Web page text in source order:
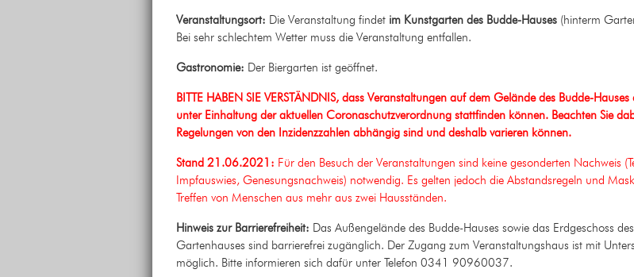
Veranstaltungsort: Die Veranstaltung findet im Kunstgarten des Budde-Hauses (hinterm
Bei sehr schlechtem Wetter muss die Veranstaltung entfallen.
Gastronomie: Der Biergarten ist geöffnet.
BITTE HABEN SIE VERSTÄNDNIS, dass Veranstaltungen auf dem Gelände des Budde-
unter Einhaltung der aktuellen Coronaschutzverordnung stattfinden können. Beachten Sie
Regelungen von den Inzidenzzahlen abhängig sind und deshalb varieren können.
Stand 21.06.2021: Für den Besuch der Veranstaltungen sind keine gesonderten Nachweis
Impfauswies, Genesungsnachweis) notwendig. Es gelten jedoch die Abstandsregeln und
Treffen von Menschen aus mehr aus zwei Hausständen.
Hinweis zur Barrierefreiheit: Das Außengelände des Budde-Hauses sowie das Erdgeschoss des
Gartenhauses sind barrierefrei zugänglich. Der Zugang zum Veranstaltungshaus ist mit
möglich. Bitte informieren sich dafür unter Telefon 0341 90960037.